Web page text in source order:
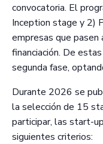
convocatoria. El
Inception stage y 2)
empresas que pasen
financiación. De
segunda fase,
Durante 2026 se
la selección de 15
participar, las start-
siguientes criterios: